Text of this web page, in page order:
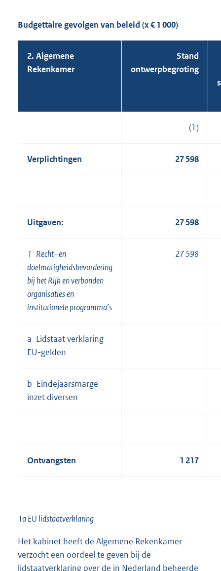
Budgettaire gevolgen van beleid (x € 1 000)
2. Algemene
Rekenkamer
Stand
ontwerpbegroting
(1)
Verplichtingen 27 598
Uitgaven: 27 598
1 Recht- en
doelmatigheidsbevordering
bij het Rijk en verbonden
organisaties en
institutionele programma’s
27 598
a Lidstaat verklaring
EU-gelden
b Eindejaarsmarge
inzet diversen
Ontvangsten 1 217
1a EU lidstaatverklaring
Het kabinet heeft de Algemene Rekenkamer
verzocht een oordeel te geven bij de
lidstaatverklaring over de in Nederland beheerde